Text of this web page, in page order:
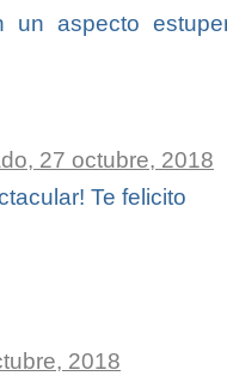
un aspecto
27 octubre, 2018
Te felicito
2018